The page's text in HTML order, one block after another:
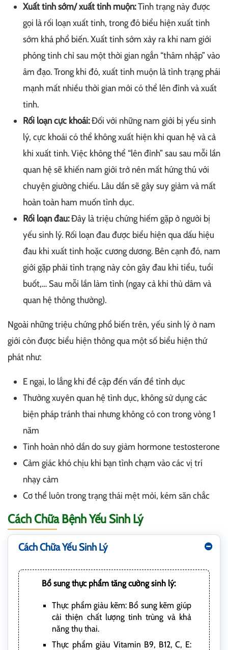
Xuất tinh sớm/ xuất tinh muộn:Tình trạng này được
gọi là rối loạn xuất tinh, trong đó biểu hiện xuất tinh
sớm khá phổ biến. Xuất tinh sớm xảy ra khi nam giới
phóng tinh chỉ sau một thời gian ngắn “thâm nhập” vào
âm đạo. Trong khi đó, xuất tinh muộn là tình trạng phái
mạnh mất nhiều thời gian mới có thể lên đỉnh và xuất
tinh.
Rối loạn cực khoái:Đối với những nam giới bị yếu sinh
lý, cực khoái có thể không xuất hiện khi quan hệ và cả
khi xuất tinh. Việc không thể “lên đỉnh” sau sau mỗi lần
quan hệ sẽ khiến nam giới trở nên mất hứng thú với
chuyện giường chiếu. Lâu dần sẽ gây suy giảm và mất
hoàn toàn ham muốn tình dục.
Rối loạn đau:Đây là triệu chứng hiếm gặp ở người bị
yếu sinh lý. Rối loạn đau được biểu hiện qua dấu hiệu
đau khi xuất tinh hoặc cương dương. Bên cạnh đó, nam
giới gặp phải tình trạng này còn gây đau khi tiểu, tuổi
buốt,… Sau mỗi lần làm tình (ngay cả khi thủ dâm và
quan hệ thông thường).
Ngoài những triệu chứng phổ biến trên, yếu sinh lý ở nam
giới còn được biểu hiện thông qua một số biểu hiện thứ
phát như:
E ngại, lo lắng khi đề cập đến vấn đề tình dục
Thường xuyên quan hệ tình dục, không sử dụng các
biện pháp tránh thai nhưng không có con trong vòng 1
năm
Tinh hoàn nhỏ dần do suy giảm hormone testosterone
Cảm giác khó chịu khi bạn tình chạm vào các vị trí
nhạy cảm
Cơ thể luôn trong trạng thái mệt mỏi, kém săn chắc
Cách Chữa Bệnh Yếu Sinh Lý
Cách Chữa Yếu Sinh Lý
Bổ sung thực phẩm tăng cường sinh lý:
Thực phẩm giàu kẽm: Bổ sung kẽm giúp
cải thiện chất lượng tinh trùng và khả
năng thụ thai.
Thực phẩm giàu Vitamin B9, B12, C, E: